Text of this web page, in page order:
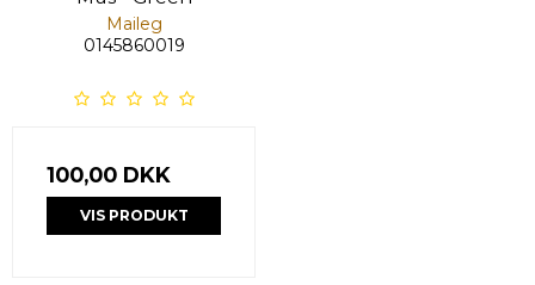
Maileg
0145860019
100,00 DKK
VIS PRODUKT